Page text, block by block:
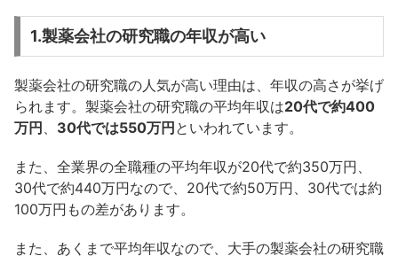
1.製薬会社の研究職の年収が高い
製薬会社の研究職の人気が高い理由は、年収の高さが挙げ
られます。製薬会社の研究職の平均年収は20代で約400
万円 、 30代では550万円 といわれています。
また、全業界の全職種の平均年収が20代で約350万円、
30代で約440万円なので、20代で約50万円、30代では約
100万円もの差があります。
また、あくまで平均年収なので、大手の製薬会社の研究職